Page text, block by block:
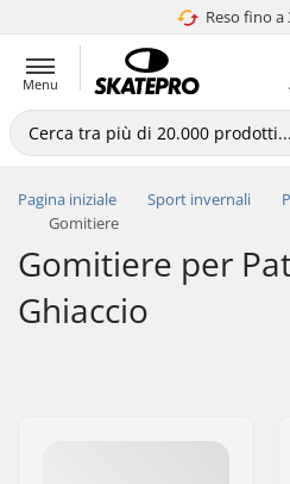
Reso fino a
4.8 di
Menu
Pagina iniziale Sport invernali
Gomitiere
Gomitiere per
Ghiaccio